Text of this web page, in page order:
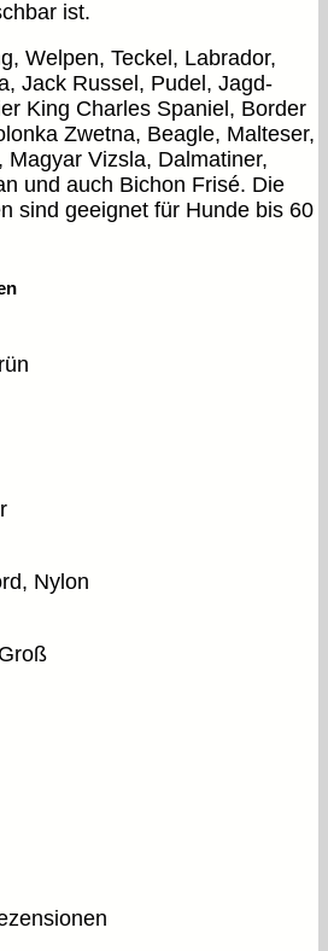
ist.
Welpen, Teckel, Labrador,
Jack Russel, Pudel, Jagd-
King Charles Spaniel, Border
Zwetna, Beagle, Malteser,
Magyar Vizsla, Dalmatiner,
und auch Bichon Frisé. Die
sind geeignet für Hunde bis 60
Nylon